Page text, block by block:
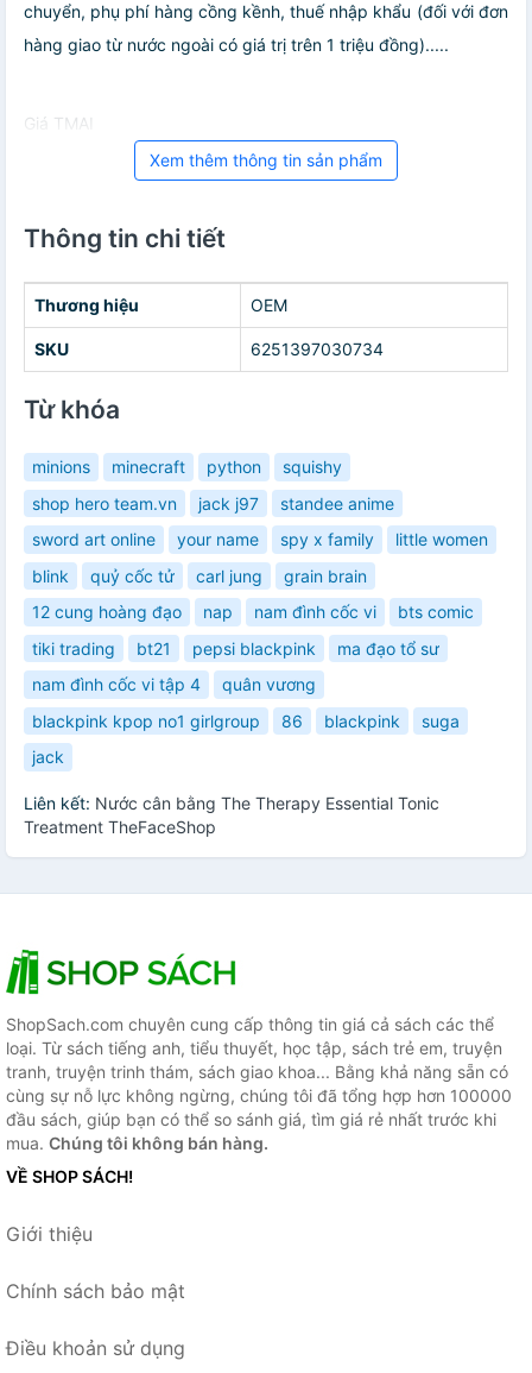
chuyển, phụ phí hàng cồng kềnh, thuế nhập khẩu (đối với đơn
hàng giao từ nước ngoài có giá trị trên 1 triệu đồng).....
Giá TMAI
Xem thêm thông tin sản phẩm
Thông tin chi tiết
Thương hiệu OEM
SKU 6251397030734
Từ khóa
minions minecraft python
squishy
shop hero team.vn
jack j97
standee anime
sword art online
your name spy x family
little women
blink
quỷ cốc tử carl jung
grain brain
12 cung hoàng đạo
nap nam đình cốc vi
bts comic
tiki trading
bt21 pepsi blackpink
ma đạo tổ sư
nam đình cốc vi tập 4
quân vương
blackpink kpop no1 girlgroup
86 blackpink
suga
jack
Liên kết: Nước cân bằng The Therapy Essential Tonic
Treatment TheFaceShop
ShopSach.com chuyên cung cấp thông tin giá cả sách các thể
loại. Từ sách tiếng anh, tiểu thuyết, học tập, sách trẻ em, truyện
tranh, truyện trinh thám, sách giao khoa... Bằng khả năng sẵn có
cùng sự nỗ lực không ngừng, chúng tôi đã tổng hợp hơn 100000
đầu sách, giúp bạn có thể so sánh giá, tìm giá rẻ nhất trước khi
mua. Chúng tôi không bán hàng.
VỀ SHOP SÁCH!
Giới thiệu
Chính sách bảo mật
Điều khoản sử dụng